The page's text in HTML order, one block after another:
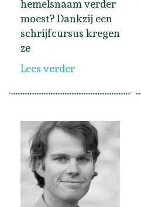
hemelsnaam verder
moest? Dankzij een
schrijfcursus kregen
ze
Lees verder